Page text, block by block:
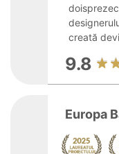
creată
9.8
Europa